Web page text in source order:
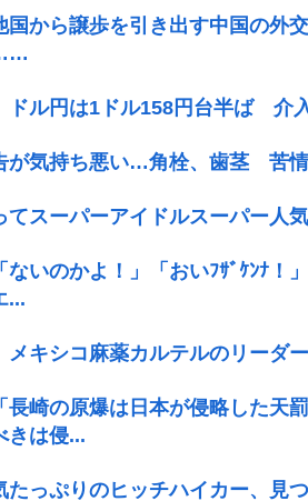
国から譲歩を引き出す中国の外
ドル円は1ドル158円台半ば 介
が気持ち悪い…角栓、歯茎 苦
てスーパーアイドルスーパー人
ないのかよ！」「おいﾌｻﾞｹﾝﾅ！
...
メキシコ麻薬カルテルのリーダ
長崎の原爆は日本が侵略した天
きは侵...
たっぷりのヒッチハイカー、見